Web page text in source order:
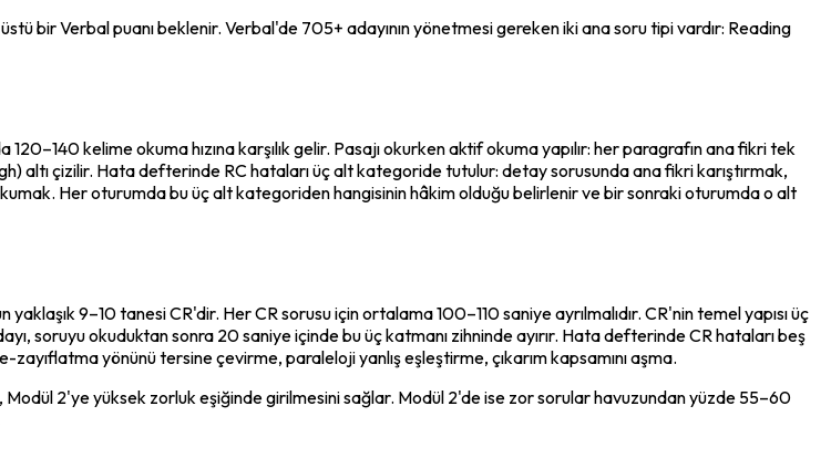
bir Verbal puanı beklenir. Verbal'de 705+ adayının yönetmesi gereken iki ana soru tipi vardır: Reading
kelime okuma hızına karşılık gelir. Pasajı okurken aktif okuma yapılır: her paragrafın ana fikri tek
altı çizilir. Hata defterinde RC hataları üç alt kategoride tutulur: detay sorusunda ana fikri karıştırmak,
Her oturumda bu üç alt kategoriden hangisinin hâkim olduğu belirlenir ve bir sonraki oturumda o alt
9–10 tanesi CR'dir. Her CR sorusu için ortalama 100–110 saniye ayrılmalıdır. CR'nin temel yapısı üç
soruyu okuduktan sonra 20 saniye içinde bu üç katmanı zihninde ayırır. Hata defterinde CR hataları beş
yönünü tersine çevirme, paraleloji yanlış eşleştirme, çıkarım kapsamını aşma.
2'ye yüksek zorluk eşiğinde girilmesini sağlar. Modül 2'de ise zor sorular havuzundan yüzde 55–60